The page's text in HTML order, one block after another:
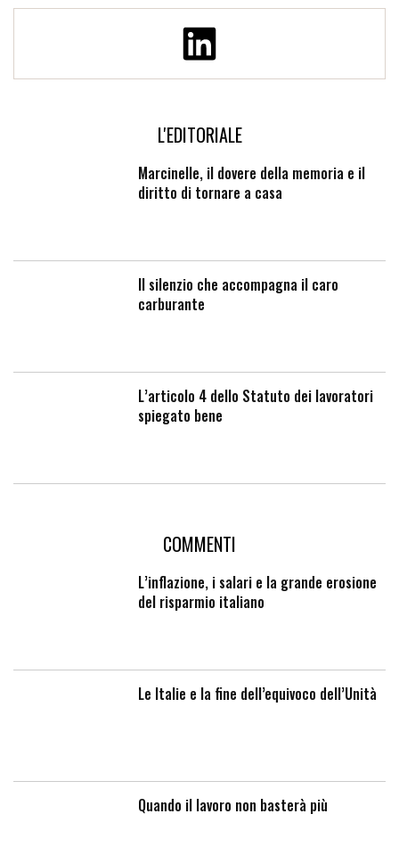
L'EDITORIALE
Marcinelle, il dovere della memoria e il
diritto di tornare a casa
Il silenzio che accompagna il caro
carburante
L’articolo 4 dello Statuto dei lavoratori
spiegato bene
COMMENTI
L’inflazione, i salari e la grande erosione
del risparmio italiano
Le Italie e la fine dell’equivoco dell’Unità
Quando il lavoro non basterà più